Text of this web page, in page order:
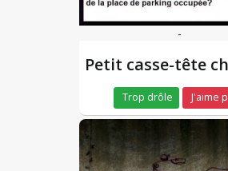
-
Petit casse-tête
Trop drôle J'aime